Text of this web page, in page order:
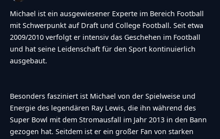
Michael ist ein ausgewiesener Experte im Bereich Football
mit Schwerpunkt auf Draft und College Football. Seit etwa
2009/2010 verfolgt er intensiv das Geschehen im Football
und hat seine Leidenschaft für den Sport kontinuierlich
ausgebaut.
Besonders fasziniert ist Michael von der Spielweise und
Energie des legendären Ray Lewis, die ihn während des
Super Bowl mit dem Stromausfall im Jahr 2013 in den Bann
gezogen hat. Seitdem ist er ein großer Fan von starken